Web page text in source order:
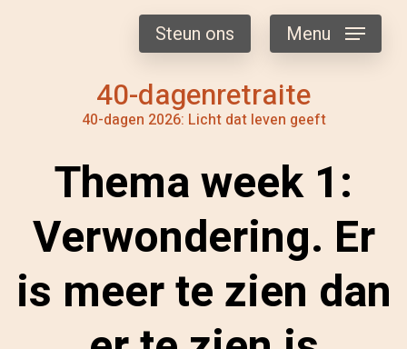
40-dagenretraite
40-dagen 2026: Licht dat leven geeft
Steun ons Menu
Thema week 1:
Verwondering. Er
is meer te zien dan